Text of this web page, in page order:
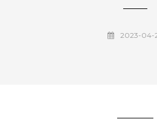
2023-04-